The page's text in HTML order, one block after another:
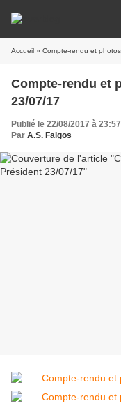
Accueil » Compte-rendu et
Compte-rendu et
23/07/17
Publié le 22/08/2017 à 23:57
Par A.S. Falgos